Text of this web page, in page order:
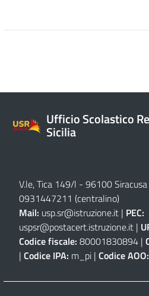
Ufficio Scolastico
Sicilia
V.le, Tica 149/l - 96100 Siracusa
0931447211 (centralino)
Mail: usp.sr@istruzione.it | PEC:
uspsr@postacert.istruzione.it |
Codice fiscale: 80001830894 |
| Codice IPA: m_pi | Codice AOO: